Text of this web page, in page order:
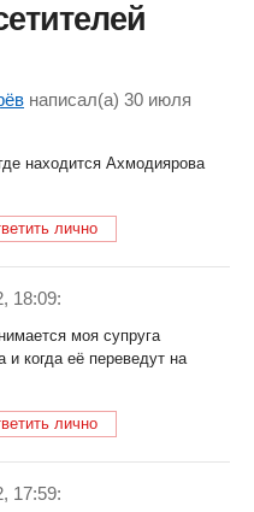
написал(a) 30 июля
находится Ахмодиярова
лично
18:09:
моя супруга
когда её переведут на
лично
17:59: